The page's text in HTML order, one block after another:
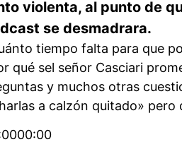
violenta, al punto de
se desmadrara.
tiempo falta para que
qué sel señor Casciari
y muchos otras
a calzón quitado»